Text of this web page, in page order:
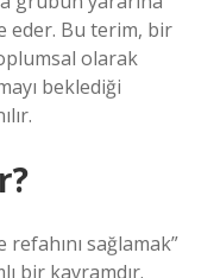
eder. Bu terim, bir
olarak
beklediği
sağlamak”
bir kavramdır.